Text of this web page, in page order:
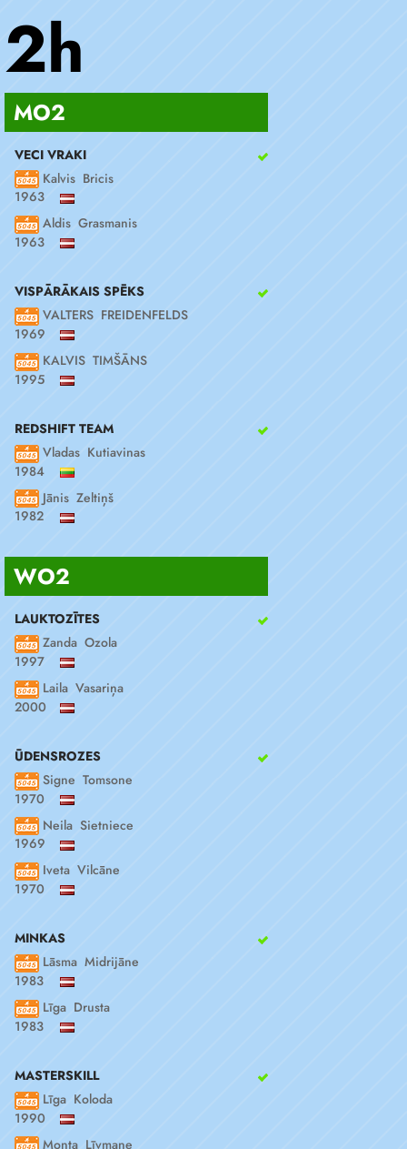
2h
MO2
VECI VRAKI
Kalvis Bricis
1963
Aldis Grasmanis
1963
VISPĀRĀKAIS SPĒKS
VALTERS FREIDENFELDS
1969
KALVIS TIMŠĀNS
1995
REDSHIFT TEAM
Vladas Kutiavinas
1984
Jānis Zeltiņš
1982
WO2
LAUKTOZĪTES
Zanda Ozola
1997
Laila Vasariņa
2000
ŪDENSROZES
Signe Tomsone
1970
Neila Sietniece
1969
Iveta Vilcāne
1970
MINKAS
Lāsma Midrijāne
1983
Līga Drusta
1983
MASTERSKILL
Līga Koloda
1990
Monta Līvmane